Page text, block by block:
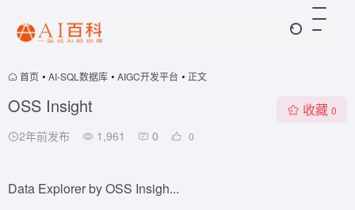
首页 • AI-SQL数据库 • AIGC开发平台 • 正文
OSS Insight
2年前发布 1,961 0 0
收藏 0
Data Explorer by OSS Insigh...